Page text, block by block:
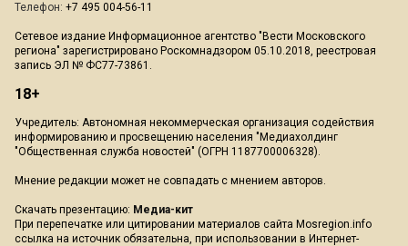
Телефон: +7 495 004-56-11
Сетевое издание Информационное агентство "Вести Московского
региона" зарегистрировано Роскомнадзором 05.10.2018, реестровая
запись ЭЛ № ФС77-73861.
18+
Учредитель: Автономная некоммерческая организация содействия
информированию и просвещению населения "Медиахолдинг
"Общественная служба новостей" (ОГРН 1187700006328).
Мнение редакции может не совпадать с мнением авторов.
Скачать презентацию: Медиа-кит
При перепечатке или цитировании материалов сайта Mosregion.info
ссылка на источник обязательна, при использовании в Интернет-